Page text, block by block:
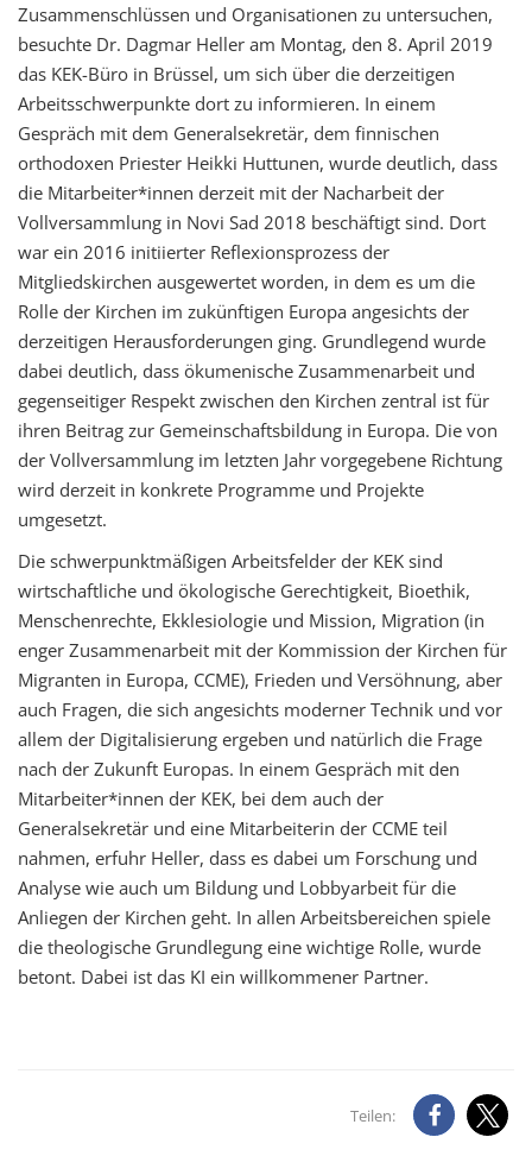
Zusammenschlüssen und Organisationen zu untersuchen,
besuchte Dr. Dagmar Heller am Montag, den 8. April 2019
das KEK-Büro in Brüssel, um sich über die derzeitigen
Arbeitsschwerpunkte dort zu informieren. In einem
Gespräch mit dem Generalsekretär, dem finnischen
orthodoxen Priester Heikki Huttunen, wurde deutlich, dass
die Mitarbeiter*innen derzeit mit der Nacharbeit der
Vollversammlung in Novi Sad 2018 beschäftigt sind. Dort
war ein 2016 initiierter Reflexionsprozess der
Mitgliedskirchen ausgewertet worden, in dem es um die
Rolle der Kirchen im zukünftigen Europa angesichts der
derzeitigen Herausforderungen ging. Grundlegend wurde
dabei deutlich, dass ökumenische Zusammenarbeit und
gegenseitiger Respekt zwischen den Kirchen zentral ist für
ihren Beitrag zur Gemeinschaftsbildung in Europa. Die von
der Vollversammlung im letzten Jahr vorgegebene Richtung
wird derzeit in konkrete Programme und Projekte
umgesetzt.
Die schwerpunktmäßigen Arbeitsfelder der KEK sind
wirtschaftliche und ökologische Gerechtigkeit, Bioethik,
Menschenrechte, Ekklesiologie und Mission, Migration (in
enger Zusammenarbeit mit der Kommission der Kirchen für
Migranten in Europa, CCME), Frieden und Versöhnung, aber
auch Fragen, die sich angesichts moderner Technik und vor
allem der Digitalisierung ergeben und natürlich die Frage
nach der Zukunft Europas. In einem Gespräch mit den
Mitarbeiter*innen der KEK, bei dem auch der
Generalsekretär und eine Mitarbeiterin der CCME teil
nahmen, erfuhr Heller, dass es dabei um Forschung und
Analyse wie auch um Bildung und Lobbyarbeit für die
Anliegen der Kirchen geht. In allen Arbeitsbereichen spiele
die theologische Grundlegung eine wichtige Rolle, wurde
betont. Dabei ist das KI ein willkommener Partner.
Teilen: